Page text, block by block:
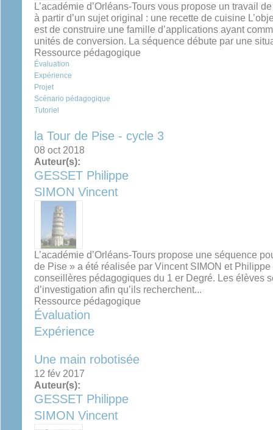
L’académie d’Orléans-Tours vous propose un travail
à partir d’un sujet original : une recette de cuisine
est de construire une famille d’applications ayant
unités de conversion. La séquence débute par une
Ressource pédagogique
Évaluation
Expérience
Projet
Scénario pédagogique
Tutoriel
la Tour de Pise - cycle 3
08 oct 2018
Auteur(s):
GESSET Philippe
SIMON Vincent
L’académie d’Orléans-Tours propose une séquence
de Pise » a été réalisée par Vincent SIMON et
conseillères pédagogiques du 1 er Degré. Les élèves
d’investigation afin qu’ils recherchent...
Ressource pédagogique
Évaluation
Expérience
Une main robotisée
12 fév 2017
Auteur(s):
GESSET Philippe
SIMON Vincent